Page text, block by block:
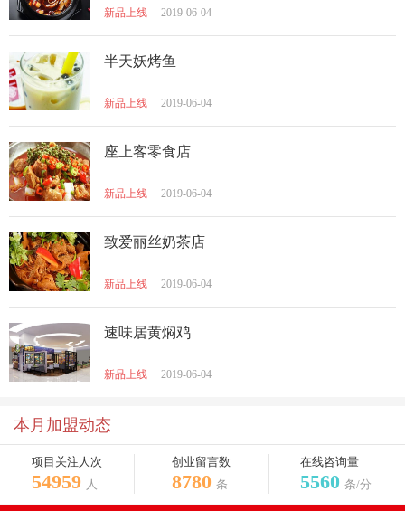
新品上线 2019-06-04
半天妖烤鱼
新品上线 2019-06-04
座上客零食店
新品上线 2019-06-04
致爱丽丝奶茶店
新品上线 2019-06-04
速味居黄焖鸡
新品上线 2019-06-04
本月加盟动态
项目关注人次
54959 人
创业留言数
8780 条
在线咨询量
5560 条/分